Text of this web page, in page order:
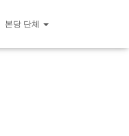
본당 단체